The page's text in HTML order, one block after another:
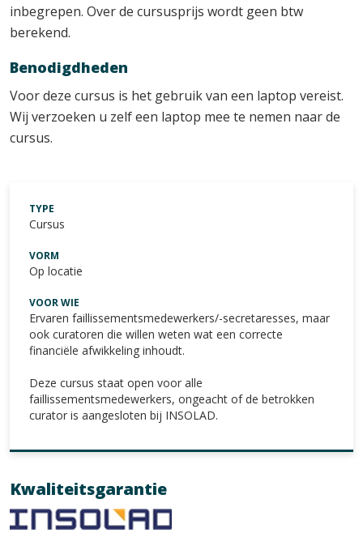
inbegrepen. Over de cursusprijs wordt geen btw
berekend.
Benodigdheden
Voor deze cursus is het gebruik van een laptop vereist.
Wij verzoeken u zelf een laptop mee te nemen naar de
cursus.
TYPE
Cursus
VORM
Op locatie
VOOR WIE
Ervaren faillissementsmedewerkers/-secretaresses, maar
ook curatoren die willen weten wat een correcte
financiële afwikkeling inhoudt.
Deze cursus staat open voor alle
faillissementsmedewerkers, ongeacht of de betrokken
curator is aangesloten bij INSOLAD.
Kwaliteitsgarantie